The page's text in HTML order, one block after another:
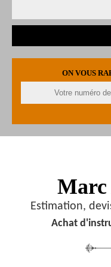
ON VOUS
Estimation,
Achat